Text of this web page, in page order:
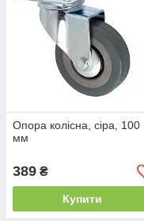
Опора колісна, сiра, 100
мм
389 ₴
Купити